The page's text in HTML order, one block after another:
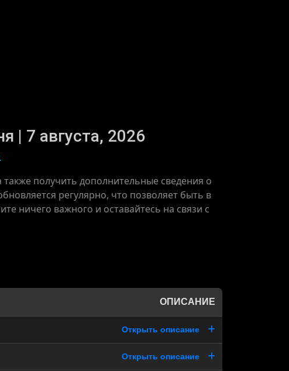
| 7 августа, 2026
получить дополнительные сведения о
регулярно, что позволяет быть в
ничего важного и оставайтесь на связи с
ОПИСАНИЕ
Открыть описание
Открыть описание